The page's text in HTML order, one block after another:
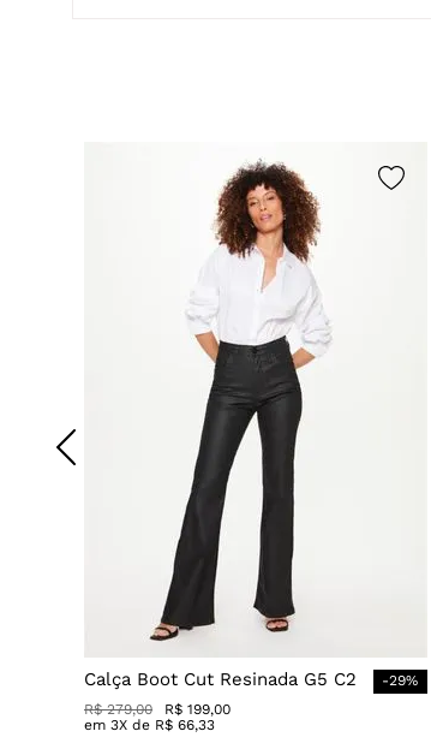
Calça Boot Cut Resinada G5 C2 -29%
R$ 279,00 R$ 199,00
em3X de R$ 66,33